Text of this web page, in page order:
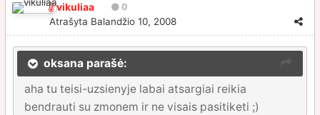
vikuliaa 0
Atrašyta Balandžio 10, 2008
oksana parašė:
aha tu teisi-uzsienyje labai atsargiai reikia
bendrauti su zmonem ir ne visais pasitiketi ;)